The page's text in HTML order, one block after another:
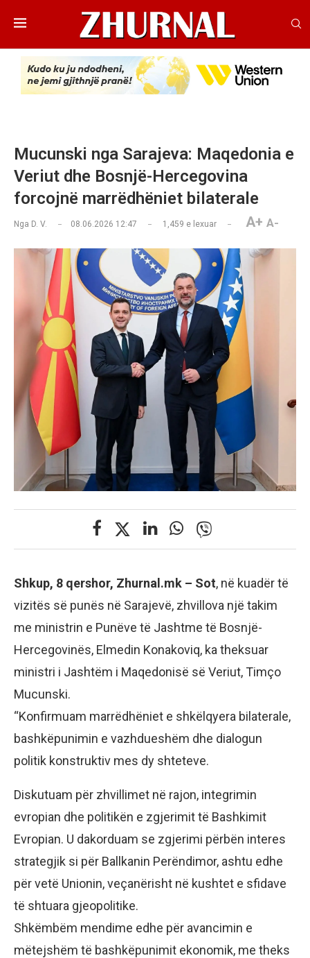
Mucunski nga Sarajeva: Maqedonia e
Veriut dhe Bosnjë-Hercegovina
forcojnë marrëdhëniet bilaterale
Nga D. V. 08.06.2026 12:47 1,459 e lexuar A+ A-
Shkup, 8 qershor, Zhurnal.mk – Sot, në kuadër të
vizitës së punës në Sarajevë, zhvillova një takim
me ministrin e Punëve të Jashtme të Bosnjë-
Hercegovinës, Elmedin Konakoviq, ka theksuar
ministri i Jashtëm i Maqedonisë së Veriut, Timço
Mucunski.
“Konfirmuam marrëdhëniet e shkëlqyera bilaterale,
bashkëpunimin e vazhdueshëm dhe dialogun
politik konstruktiv mes dy shteteve.
Diskutuam për zhvillimet në rajon, integrimin
evropian dhe politikën e zgjerimit të Bashkimit
Evropian. U dakorduam se zgjerimi përbën interes
strategjik si për Ballkanin Perëndimor, ashtu edhe
për vetë Unionin, veçanërisht në kushtet e sfidave
të shtuara gjeopolitike.
Shkëmbëm mendime edhe për avancimin e
mëtejshëm të bashkëpunimit ekonomik, me theks